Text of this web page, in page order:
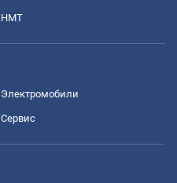
НМТ
Электромобили
Сервис